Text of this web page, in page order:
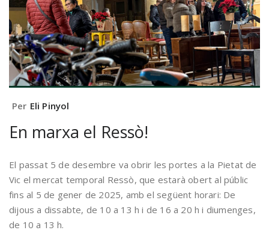
Per Eli Pinyol
En marxa el Ressò!
El passat 5 de desembre va obrir les portes a la Pietat de
Vic el mercat temporal Ressò, que estarà obert al públic
fins al 5 de gener de 2025, amb el següent horari: De
dijous a dissabte, de 10 a 13 h i de 16 a 20 h i diumenges,
de 10 a 13 h.